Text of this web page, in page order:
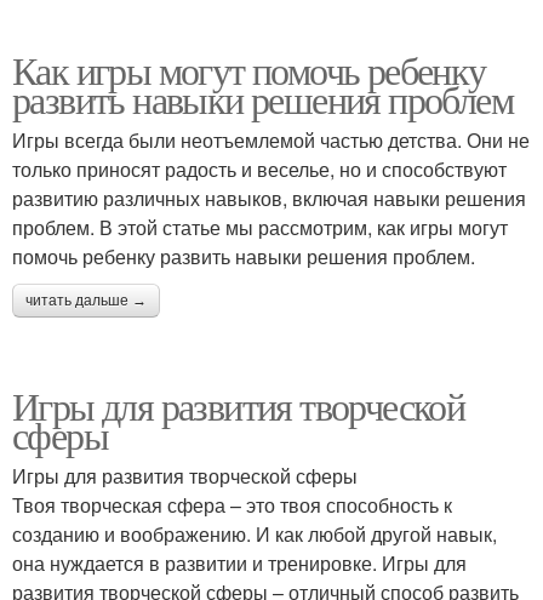
Как игры могут помочь ребенку
развить навыки решения проблем
Игры всегда были неотъемлемой частью детства. Они не
только приносят радость и веселье, но и способствуют
развитию различных навыков, включая навыки решения
проблем. В этой статье мы рассмотрим, как игры могут
помочь ребенку развить навыки решения проблем.
читать дальше →
Игры для развития творческой
сферы
Игры для развития творческой сферы
Твоя творческая сфера – это твоя способность к
созданию и воображению. И как любой другой навык,
она нуждается в развитии и тренировке. Игры для
развития творческой сферы – отличный способ развить